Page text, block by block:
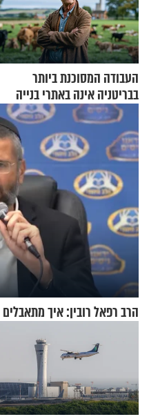
העבודה המסוכנת ביותר
בבריטניה אינה באתרי בנייה
אלא דווקא בשדות
הרב רפאל רובין: איך